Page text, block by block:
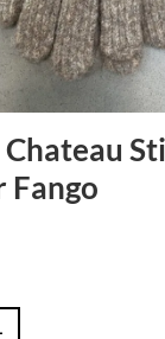
Fango